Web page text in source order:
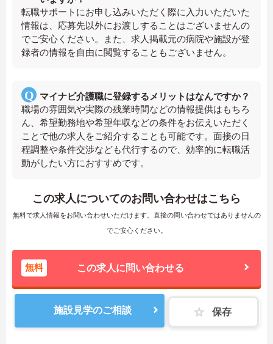
転職サポートにお申し込みいただく際に入力いただいた
情報は、応募先以外にお渡しすることはございませんの
でご安心ください。また、求人掲載元の病院や施設が登
録者の情報を自由に閲覧することもございません。
マイナビ介護職に登録するメリットはなんですか？
職場の雰囲気や実際の残業時間などの情報提供はもちろ
ん、希望勤務地や希望年収などの条件をお伝えいただく
ことで他の求人をご紹介することも可能です。面接の日
程調整や条件交渉なども代行するので、効率的に転職活
動がしたい方におすすめです。
この求人についてのお問い合わせはこちら
無料で求人情報をお問い合わせいただけます。直接の問い合わせではありませんの
でご安心ください。
無料 この求人に問い合わせる
施設見学のご相談 保存